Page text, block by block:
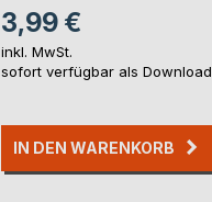
3,99 €
inkl. MwSt.
sofort verfügbar als Download
IN DEN WARENKORB